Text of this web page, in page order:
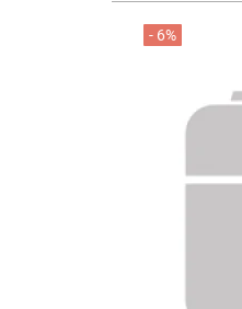
- 6%